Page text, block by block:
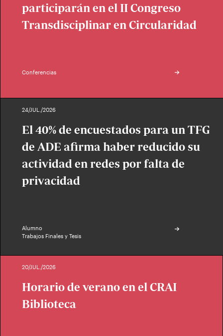
participarán en el II Congreso
Transdisciplinar en Circularidad
Conferencias
24/JUL./2026
El 40% de encuestados para un TFG
de ADE afirma haber reducido su
actividad en redes por falta de
privacidad
Alumno
Trabajos Finales y Tesis
20/JUL./2026
Horario de verano en el CRAI
Biblioteca